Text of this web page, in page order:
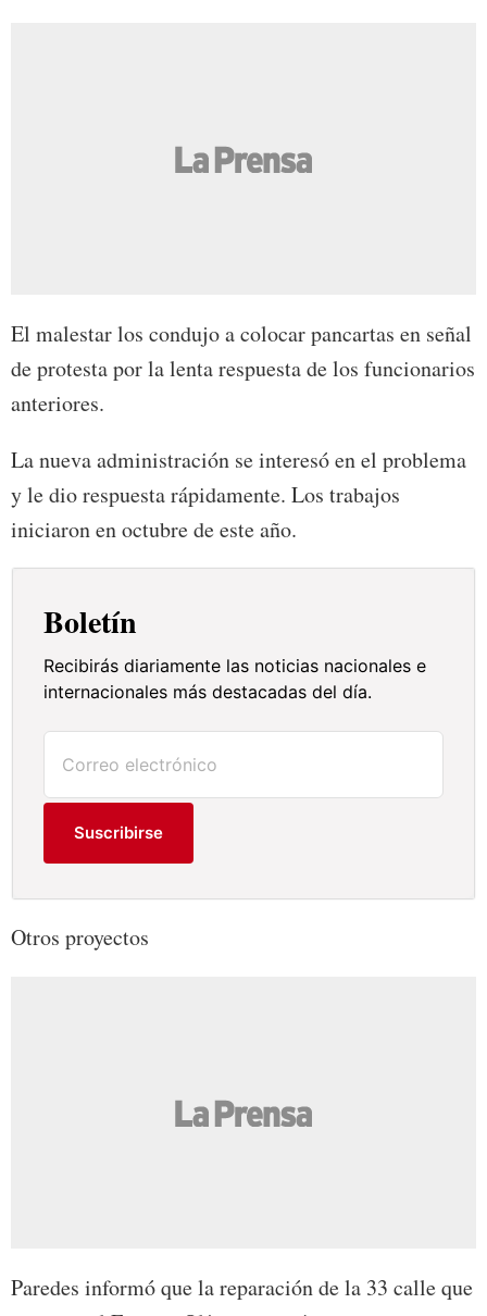
El malestar los condujo a colocar pancartas en señal
de protesta por la lenta respuesta de los funcionarios
anteriores.
La nueva administración se interesó en el problema
y le dio respuesta rápidamente. Los trabajos
iniciaron en octubre de este año.
Boletín
Recibirás diariamente las noticias nacionales e
internacionales más destacadas del día.
Suscribirse
Otros proyectos
Paredes informó que la reparación de la 33 calle que